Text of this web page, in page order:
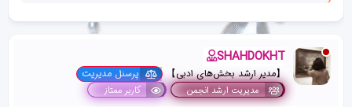
SHAHDOKHT
【مدیر ارشد بخش‌های ادبی】 پرسنل مدیریت
مدیریت ارشد انجمن کاربر ممتاز